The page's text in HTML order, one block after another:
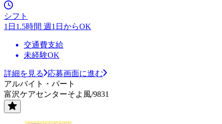
シフト
1日1.5時間 週1日からOK
交通費支給
未経験OK
詳細を見る
応募画面に進む
アルバイト・パート
富沢ケアセンターそよ風/9831